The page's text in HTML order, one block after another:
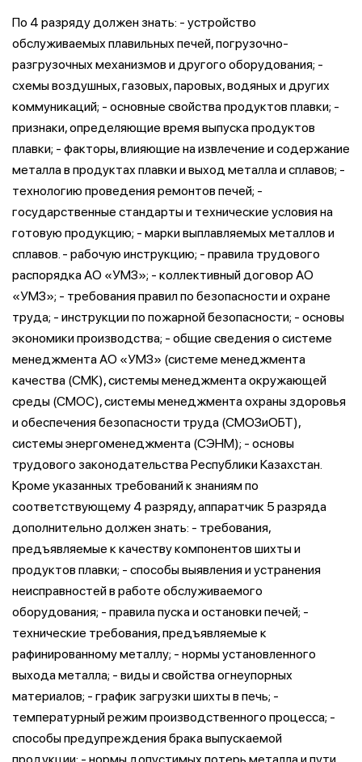
По 4 разряду должен знать: - устройство
обслуживаемых плавильных печей, погрузочно-
разгрузочных механизмов и другого оборудования; -
схемы воздушных, газовых, паровых, водяных и других
коммуникаций; - основные свойства продуктов плавки; -
признаки, определяющие время выпуска продуктов
плавки; - факторы, влияющие на извлечение и содержание
металла в продуктах плавки и выход металла и сплавов; -
технологию проведения ремонтов печей; -
государственные стандарты и технические условия на
готовую продукцию; - марки выплавляемых металлов и
сплавов. - рабочую инструкцию; - правила трудового
распорядка АО «УМЗ»; - коллективный договор АО
«УМЗ»; - требования правил по безопасности и охране
труда; - инструкции по пожарной безопасности; - основы
экономики производства; - общие сведения о системе
менеджмента АО «УМЗ» (системе менеджмента
качества (СМК), системы менеджмента окружающей
среды (СМОС), системы менеджмента охраны здоровья
и обеспечения безопасности труда (СМОЗиОБТ),
системы энергоменеджмента (СЭНМ); - основы
трудового законодательства Республики Казахстан.
Кроме указанных требований к знаниям по
соответствующему 4 разряду, аппаратчик 5 разряда
дополнительно должен знать: - требования,
предъявляемые к качеству компонентов шихты и
продуктов плавки; - способы выявления и устранения
неисправностей в работе обслуживаемого
оборудования; - правила пуска и остановки печей; -
технические требования, предъявляемые к
рафинированному металлу; - нормы установленного
выхода металла; - виды и свойства огнеупорных
материалов; - график загрузки шихты в печь; -
температурный режим производственного процесса; -
способы предупреждения брака выпускаемой